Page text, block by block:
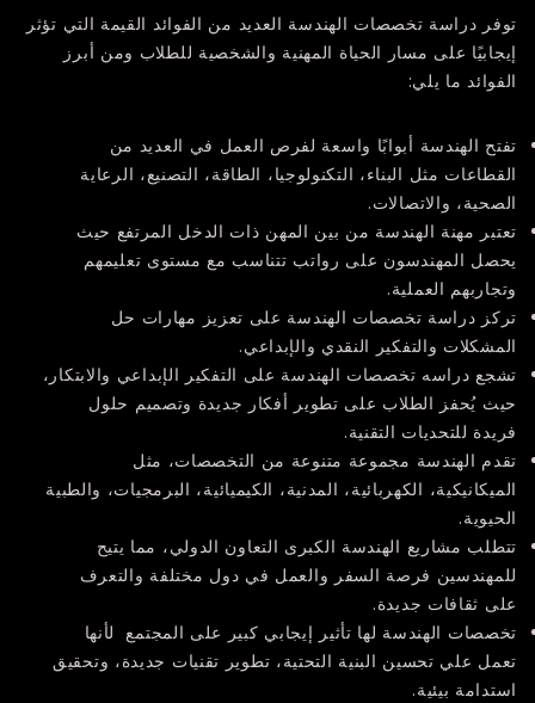
توفر دراسة تخصصات الهندسة العديد من الفوائد القيمة التي تؤثر
إيجابيًا على مسار الحياة المهنية والشخصية للطلاب ومن أبرز
الفوائد ما يلي:
تفتح الهندسة أبوابًا واسعة لفرص العمل في العديد من
القطاعات مثل البناء، التكنولوجيا، الطاقة، التصنيع، الرعاية
الصحية، والاتصالات.
تعتبر مهنة الهندسة من بين المهن ذات الدخل المرتفع حيث
يحصل المهندسون على رواتب تتناسب مع مستوى تعليمهم
وتجاربهم العملية.
تركز دراسة تخصصات الهندسة على تعزيز مهارات حل
المشكلات والتفكير النقدي والإبداعي.
تشجع دراسه تخصصات الهندسة على التفكير الإبداعي والابتكار،
حيث يُحفز الطلاب على تطوير أفكار جديدة وتصميم حلول
فريدة للتحديات التقنية.
تقدم الهندسة مجموعة متنوعة من التخصصات، مثل
الميكانيكية، الكهربائية، المدنية، الكيميائية، البرمجيات، والطبية
الحيوية.
تتطلب مشاريع الهندسة الكبرى التعاون الدولي، مما يتيح
للمهندسين فرصة السفر والعمل في دول مختلفة والتعرف
على ثقافات جديدة.
تخصصات الهندسة لها تأثير إيجابي كبير على المجتمع لأنها
تعمل علي تحسين البنية التحتية، تطوير تقنيات جديدة، وتحقيق
استدامة بيئية.